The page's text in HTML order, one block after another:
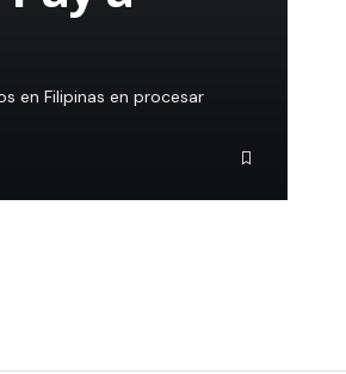
en Filipinas en procesar